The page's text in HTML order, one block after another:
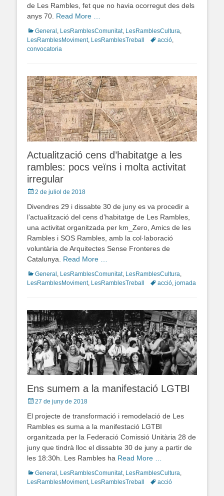
de Les Rambles, fet que no havia ocorregut des dels
anys 70. Read More …
Categories
General LesRamblesComunitat, LesRamblesCultura
LesRamblesMoviment, LesRamblesTreball Tagsacció
convocatoria
Actualització cens d’habitatge a les
rambles: pocs veïns i molta activitat
irregular
Posted
2 de juliol de 2018
Divendres 29 i dissabte 30 de juny es va procedir a
l’actualització del cens d’habitatge de Les Rambles,
una activitat organitzada per km_Zero, Amics de les
Rambles i SOS Rambles, amb la col·laboració
voluntària de Arquitectes Sense Fronteres de
Catalunya. Read More …
Categories
General LesRamblesComunitat, LesRamblesCultura
LesRamblesMoviment, LesRamblesTreball Tagsacció jornada
Ens sumem a la manifestació LGTBI
Posted
27 de juny de 2018
El projecte de transformació i remodelació de Les
Rambles es suma a la manifestació LGTBI
organitzada per la Federació Comissió Unitària 28 de
juny que tindrà lloc el dissabte 30 de juny a partir de
les 18:30h. Les Rambles ha Read More …
Categories
General , LesRamblesComunitat, LesRamblesCultura,
LesRamblesMoviment, LesRamblesTreball Tagsacció